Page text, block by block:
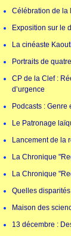
Célébration de la
Exposition sur le
La cinéaste
Portraits de
CP de la Clef :
d’urgence
Podcasts : Genre
Le Patronage
Lancement de la
La Chronique
La Chronique
Quelles
Maison des
13 décembre :